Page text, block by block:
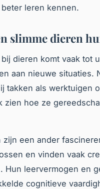
leren kennen.
slimme dieren
dieren komt vaak tot
aan nieuwe situaties.
takken als werktuigen
zien hoe ze
zijn een ander
en vinden vaak
Hun leervermogen en
cognitieve